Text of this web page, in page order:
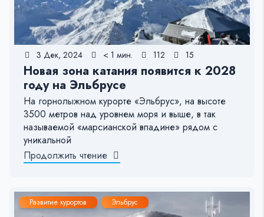
3 Дек, 2024 < 1 мин. 112 15
Новая зона катания появится к 2028
году на Эльбрусе
На горнолыжном курорте «Эльбрус», на высоте
3500 метров над уровнем моря и выше, в так
называемой «марсианской впадине» рядом с
уникальной
Продолжить чтение
Развитие курортов Эльбрус